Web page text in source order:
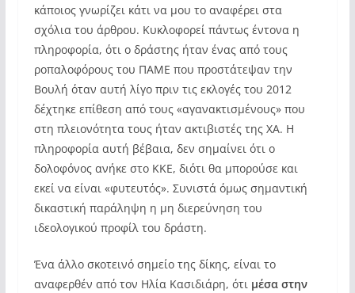
κάποιος γνωρίζει κάτι να μου το αναφέρει στα
σχόλια του άρθρου. Κυκλοφορεί πάντως έντονα η
πληροφορία, ότι ο δράστης ήταν ένας από τους
ροπαλοφόρους του ΠΑΜΕ που προστάτεψαν την
Βουλή όταν αυτή λίγο πριν τις εκλογές του 2012
δέχτηκε επίθεση από τους «αγανακτισμένους» που
στη πλειονότητα τους ήταν ακτιβιστές της ΧΑ. Η
πληροφορία αυτή βέβαια, δεν σημαίνει ότι ο
δολοφόνος ανήκε στο ΚΚΕ, διότι θα μπορούσε και
εκεί να είναι «φυτευτός». Συνιστά όμως σημαντική
δικαστική παράληψη η μη διερεύνηση του
ιδεολογικού προφίλ του δράστη.
Ένα άλλο σκοτεινό σημείο της δίκης, είναι το
αναφερθέν από τον Ηλία Κασιδιάρη, ότιμέσα στην